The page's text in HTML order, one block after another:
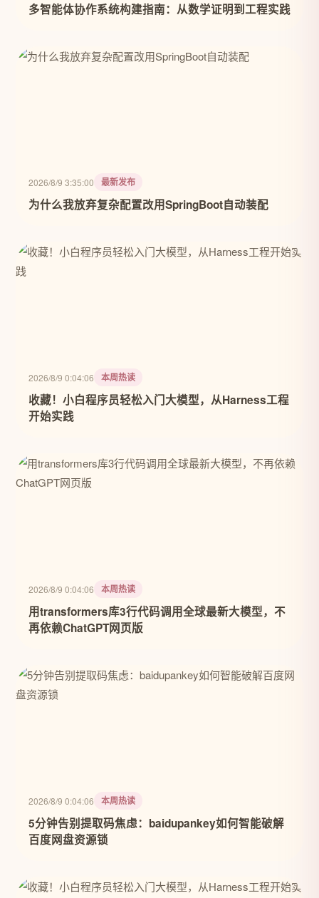
多智能体协作系统构建指南：从数学证明到工程实践
2026/8/9 3:35:00 最新发布
为什么我放弃复杂配置改用SpringBoot自动装配
2026/8/9 0:04:06 本周热读
收藏！小白程序员轻松入门大模型，从Harness工程
开始实践
2026/8/9 0:04:06 本周热读
用transformers库3行代码调用全球最新大模型，不
再依赖ChatGPT网页版
2026/8/9 0:04:06 本周热读
5分钟告别提取码焦虑：baidupankey如何智能破解
百度网盘资源锁